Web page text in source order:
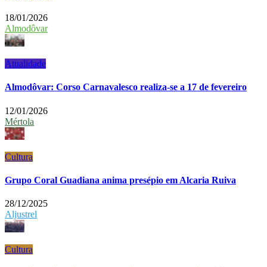
18/01/2026
Almodôvar
Atualidade
Almodôvar: Corso Carnavalesco realiza-se a 17 de fevereiro
12/01/2026
Mértola
Cultura
Grupo Coral Guadiana anima presépio em Alcaria Ruiva
28/12/2025
Aljustrel
Cultura